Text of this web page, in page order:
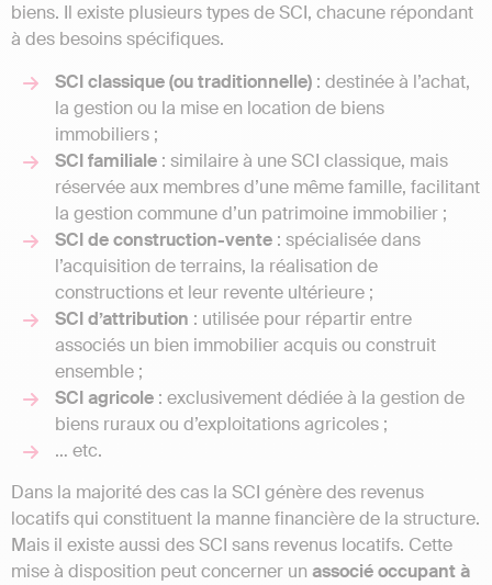
biens. Il existe plusieurs types de SCI, chacune répondant
à des besoins spécifiques.
SCI classique (ou traditionnelle) : destinée à l’achat,
la gestion ou la mise en location de biens
immobiliers ;
SCI familiale : similaire à une SCI classique, mais
réservée aux membres d’une même famille, facilitant
la gestion commune d’un patrimoine immobilier ;
SCI de construction-vente : spécialisée dans
l’acquisition de terrains, la réalisation de
constructions et leur revente ultérieure ;
SCI d’attribution : utilisée pour répartir entre
associés un bien immobilier acquis ou construit
ensemble ;
SCI agricole : exclusivement dédiée à la gestion de
biens ruraux ou d’exploitations agricoles ;
… etc.
Dans la majorité des cas la SCI génère des revenus
locatifs qui constituent la manne financière de la structure.
Mais il existe aussi des SCI sans revenus locatifs. Cette
mise à disposition peut concerner un associé occupant à